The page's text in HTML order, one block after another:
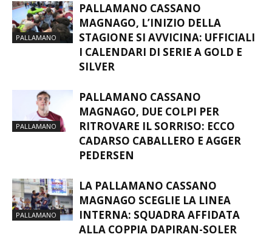
PALLAMANO
PALLAMANO CASSANO
MAGNAGO, L’INIZIO DELLA
STAGIONE SI AVVICINA: UFFICIALI
I CALENDARI DI SERIE A GOLD E
SILVER
PALLAMANO
PALLAMANO CASSANO
MAGNAGO, DUE COLPI PER
RITROVARE IL SORRISO: ECCO
CADARSO CABALLERO E AGGER
PEDERSEN
PALLAMANO
LA PALLAMANO CASSANO
MAGNAGO SCEGLIE LA LINEA
INTERNA: SQUADRA AFFIDATA
ALLA COPPIA DAPIRAN-SOLER